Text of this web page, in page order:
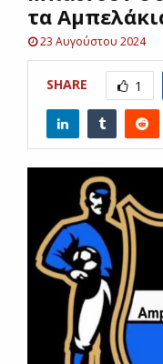
τα
23 Αυγούστου 2024
SHARE 1